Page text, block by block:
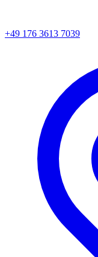
+49 176 3613 7039